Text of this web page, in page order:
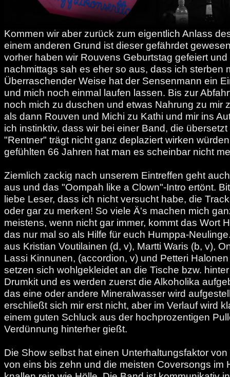
Kommen wir aber zurück zum eigentlich Anlass
einem anderen Grund ist dieser gefährdet
vorher haben wir Rouvens Geburtstag gefeiert und
nachmittags sah es eher so aus, dass ich sterben
Überraschender Weise hat der Sensenmann ein
und mich noch einmal laufen lassen. Bis zur
noch mich zu duschen und etwas Nahrung zu mir
als dann Rouven und Michi zu Kathi und mir ins
ich instinktiv, dass wir bei einer Band, die
"Rentner" trägt nicht ganz deplaziert wirken
gefühlten 66 Jahren hat man es scheinbar nicht
Ziemlich zackig nach unserem Eintreffen geht
aus und das "Oompah like a Clown"-Intro ertönt.
liebe Leser, dass ich nicht versucht habe, die
oder gar zu merken! So viele Ä's machen mich
meistens, wenn nicht gar immer, kommt das Wort
das nur mal so als Hilfe für euch Humppa-
aus Kristian Voutilainen (d, v), Martti Waris (b, v),
Lassi Kinnunen, (accordion, v) und Petteri
setzen sich wohlgekleidet an die Tische bzw.
Drumkit und es werden zuerst die Alkoholika
das eine oder andere Mineralwasser wird
erschließt sich mir erst nicht, aber im Verlauf wird
einem guten Schluck aus der hochprozentigen
Verdünnung hinterher gießt.
Die Show selbst hat einen Unterhaltungsfaktor
von eins bis zehn und die meisten Coversongs im